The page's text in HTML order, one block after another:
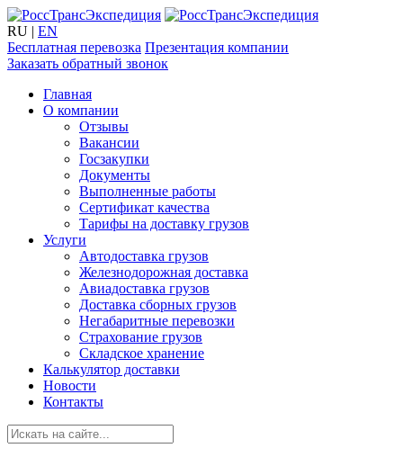
RU | EN
Бесплатная перевозка Презентация компании
Заказать обратный звонок
Главная
О компании
Отзывы
Вакансии
Госзакупки
Документы
Выполненные работы
Сертификат качества
Тарифы на доставку грузов
Услуги
Автодоставка грузов
Железнодорожная доставка
Авиадоставка грузов
Доставка сборных грузов
Негабаритные перевозки
Страхование грузов
Складское хранение
Калькулятор доставки
Новости
Контакты